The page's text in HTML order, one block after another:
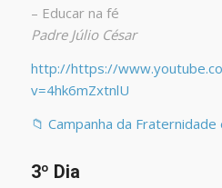
– Educar na fé
Padre Júlio César
http://https://
v=4hk6mZxtnlU
📁 Campanha da
3º Dia